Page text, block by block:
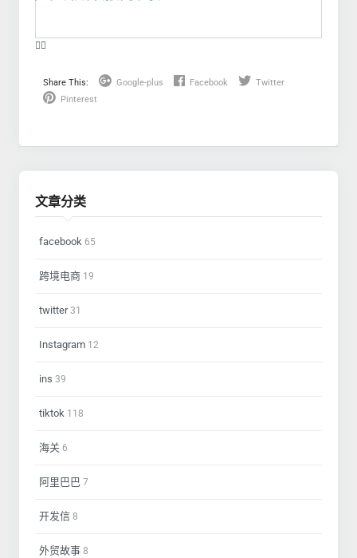
❤️‍🔥
Share This: Google-plus Facebook
Twitter
Pinterest
文章分类
facebook 65
跨境电商 19
twitter31
Instagram 12
ins 39
tiktok 118
海关 6
阿里巴巴 7
开发信 8
外贸故事 8